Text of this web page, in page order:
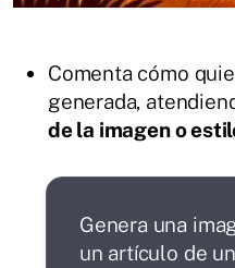
Comenta cómo
generada,
de la imagen o
Genera una
un artículo de